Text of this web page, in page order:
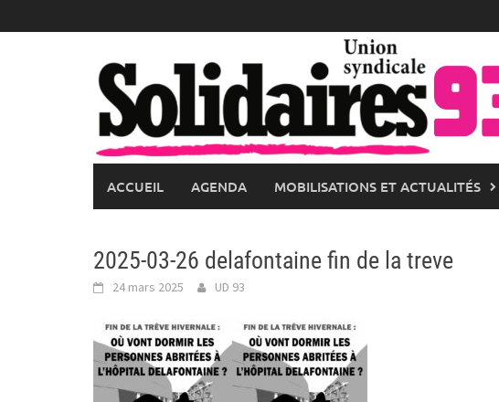
to
ACCUEIL AGENDA MOBILISATIONS ET ACTUALITÉS
2025-03-26 delafontaine fin de la treve
24 mars 2025 UD 93